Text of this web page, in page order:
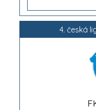
4. česká